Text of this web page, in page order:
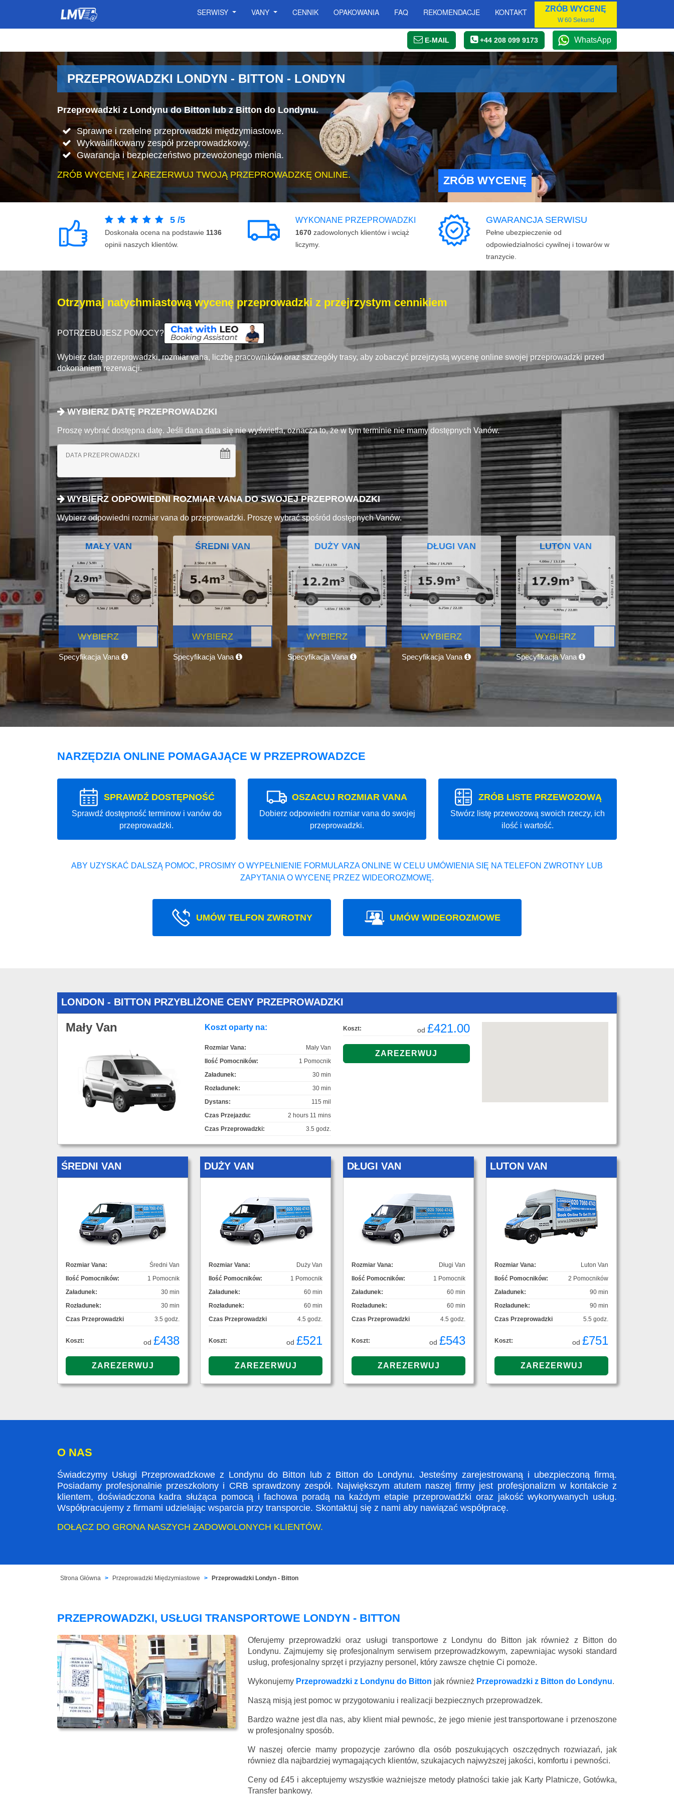
SERWISY VANY CENNIK OPAKOWANIA FAQ REKOMENDACJE KONTAKT ZRÓB WYCENĘ
W 60 Sekund
E-MAIL +44 208 099 9173 WhatsApp
PRZEPROWADZKI LONDYN - BITTON - LONDYN
Przeprowadzki z Londynu do Bitton lub z Bitton do Londynu.
Sprawne i rzetelne przeprowadzki międzymiastowe.
Wykwalifikowany zespół przeprowadzkowy.
Gwarancja i bezpieczeństwo przewożonego mienia.
ZRÓB WYCENĘ I ZAREZERWUJ TWOJĄ PRZEPROWADZKĘ ONLINE.
ZRÓB WYCENĘ
5 /5
Doskonała ocena na podstawie 1136
opinii naszych klientów.
WYKONANE PRZEPROWADZKI
1670 zadowolonych klientów i wciąż
liczymy.
GWARANCJA SERWISU
Pełne ubezpieczenie od
odpowiedzialności cywilnej i towarów w
tranzycie.
Otrzymaj natychmiastową wycenę przeprowadzki z przejrzystym cennikiem
POTRZEBUJESZ POMOCY?
Wybierz datę przeprowadzki, rozmiar vana, liczbę pracowników oraz szczegóły trasy, aby zobaczyć przejrzystą wycenę online swojej przeprowadzki przed
dokonaniem rezerwacji.
WYBIERZ DATĘ PRZEPROWADZKI
Proszę wybrać dostępna datę. Jeśli dana data się nie wyświetla, oznacza to, że w tym terminie nie mamy dostępnych Vanów.
DATA PRZEPROWADZKI
WYBIERZ ODPOWIEDNI ROZMIAR VANA DO SWOJEJ PRZEPROWADZKI
Wybierz odpowiedni rozmiar vana do przeprowadzki. Proszę wybrać spośród dostępnych Vanów.
MAŁY VAN
WYBIERZ
Specyfikacja Vana
ŚREDNI VAN
WYBIERZ
Specyfikacja Vana
DUŻY VAN
WYBIERZ
Specyfikacja Vana
DŁUGI VAN
WYBIERZ
Specyfikacja Vana
LUTON VAN
WYBIERZ
Specyfikacja Vana
NARZĘDZIA ONLINE POMAGAJĄCE W PRZEPROWADZCE
SPRAWDŹ DOSTĘPNOŚĆ
Sprawdź dostępność terminow i vanów do
przeprowadzki.
OSZACUJ ROZMIAR VANA
Dobierz odpowiedni rozmiar vana do swojej
przeprowadzki.
ZRÓB LISTE PRZEWOZOWĄ
Stwórz listę przewozową swoich rzeczy, ich
ilość i wartość.
ABY UZYSKAĆ DALSZĄ POMOC, PROSIMY O WYPEŁNIENIE FORMULARZA ONLINE W CELU UMÓWIENIA SIĘ NA TELEFON ZWROTNY LUB
ZAPYTANIA O WYCENĘ PRZEZ WIDEOROZMOWĘ.
UMÓW TELFON ZWROTNY UMÓW WIDEOROZMOWE
LONDON - BITTON PRZYBLIŻONE CENY PRZEPROWADZKI
Mały Van Koszt oparty na:
Rozmiar Vana:
Mały Van
Ilość Pomocników:
1 Pomocnik
Załadunek:
30 min
Rozładunek:
30 min
Dystans:
115 mil
Czas Przejazdu:
2 hours 11 mins
Czas Przeprowadzki:
3.5 godz.
Koszt: od £421.00
ŚREDNI VAN
Rozmiar Vana:
Średni Van
Ilość Pomocników:
1 Pomocnik
Załadunek:
30 min
Rozładunek:
30 min
Czas Przeprowadzki
3.5 godz.
Koszt: od £438
DUŻY VAN
Rozmiar Vana:
Duży Van
Ilość Pomocników:
1 Pomocnik
Załadunek:
60 min
Rozładunek:
60 min
Czas Przeprowadzki
4.5 godz.
Koszt: od £521
DŁUGI VAN
Rozmiar Vana:
Długi Van
Ilość Pomocników:
1 Pomocnik
Załadunek:
60 min
Rozładunek:
60 min
Czas Przeprowadzki
4.5 godz.
Koszt: od £543
LUTON VAN
Rozmiar Vana:
Luton Van
Ilość Pomocników:
2 Pomocników
Załadunek:
90 min
Rozładunek:
90 min
Czas Przeprowadzki
5.5 godz.
Koszt: od £751
O NAS
Świadczymy Usługi Przeprowadzkowe z Londynu do Bitton lub z Bitton do Londynu. Jesteśmy zarejestrowaną i ubezpieczoną firmą.
Posiadamy profesjonalnie przeszkolony i CRB sprawdzony zespół. Największym atutem naszej firmy jest profesjonalizm w kontakcie z
klientem, doświadczona kadra służąca pomocą i fachowa poradą na każdym etapie przeprowadzki oraz jakość wykonywanych usług.
Współpracujemy z firmami udzielając wsparcia przy transporcie. Skontaktuj się z nami aby nawiązać współpracę.
DOŁĄCZ DO GRONA NASZYCH ZADOWOLONYCH KLIENTÓW.
Strona Główna Przeprowadzki Międzymiastowe Przeprowadzki Londyn - Bitton
PRZEPROWADZKI, USŁUGI TRANSPORTOWE LONDYN - BITTON
Oferujemy przeprowadzki oraz usługi transportowe z Londynu do Bitton jak również z Bitton do
Londynu. Zajmujemy się profesjonalnym serwisem przeprowadzkowym, zapewniajac wysoki standard
usług, profesjonalny sprzęt i przyjazny personel, który zawsze chętnie Ci pomoże.
Wykonujemy Przeprowadzki z Londynu do Bitton jak również Przeprowadzki z Bitton do Londynu.
Naszą misją jest pomoc w przygotowaniu i realizacji bezpiecznych przeprowadzek.
Bardzo ważne jest dla nas, aby klient miał pewnośc, że jego mienie jest transportowane i przenoszone
w profesjonalny sposób.
W naszej ofercie mamy propozycje zarówno dla osób poszukujących oszczędnych rozwiazań, jak
równiez dla najbardziej wymagających klientów, szukajacych najwyższej jakości, komfortu i pewności.
Ceny od £45 i akceptujemy wszystkie ważniejsze metody płatności takie jak Karty Platnicze, Gotówka,
Transfer bankowy.